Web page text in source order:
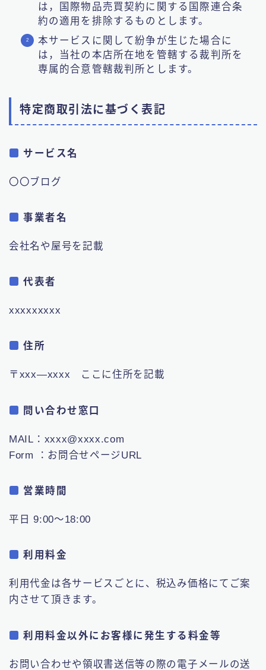
は，国際物品売買契約に関する国際連合条
約の適用を排除するものとします。
本サービスに関して紛争が生じた場合に
は，当社の本店所在地を管轄する裁判所を
専属的合意管轄裁判所とします。
特定商取引法に基づく表記
サービス名
〇〇ブログ
事業者名
会社名や屋号を記載
代表者
xxxxxxxxx
住所
〒xxx―xxxx ここに住所を記載
問い合わせ窓口
MAIL：xxxx@xxxx.com
Form ：お問合せページURL
営業時間
平日 9:00～18:00
利用料金
利用代金は各サービスごとに、税込み価格にてご案
内させて頂きます。
利用料金以外にお客様に発生する料金等
お問い合わせや領収書送信等の際の電子メールの送